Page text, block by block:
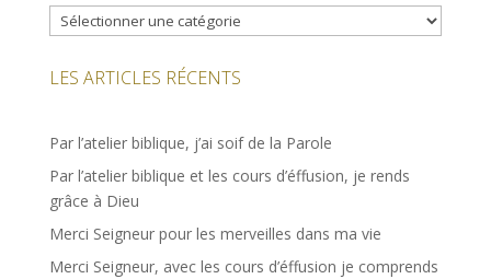
Catégories
LES ARTICLES RÉCENTS
Par l’atelier biblique, j’ai soif de la Parole
Par l’atelier biblique et les cours d’éffusion, je rends
grâce à Dieu
Merci Seigneur pour les merveilles dans ma vie
Merci Seigneur, avec les cours d’éffusion je comprends